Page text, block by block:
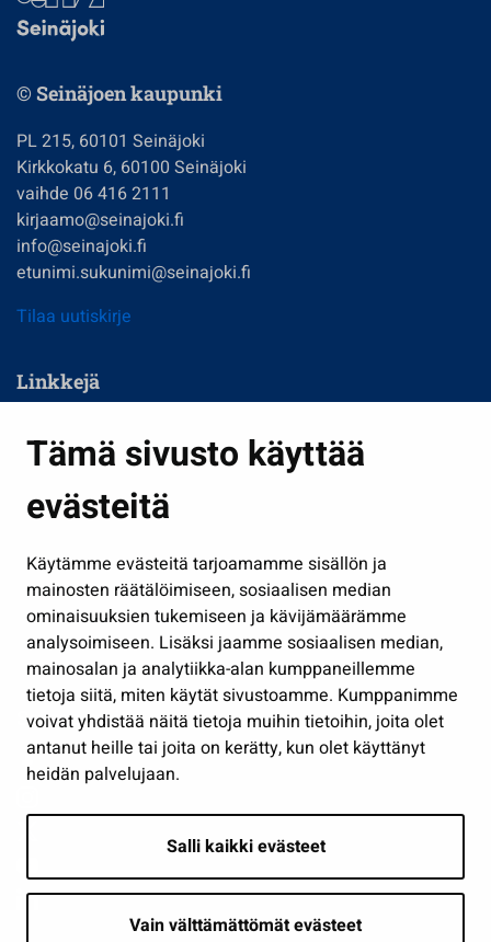
Tämä sivusto käyttää
evästeitä
Käytämme evästeitä tarjoamamme sisällön ja
mainosten räätälöimiseen, sosiaalisen median
ominaisuuksien tukemiseen ja kävijämäärämme
analysoimiseen. Lisäksi jaamme sosiaalisen median,
mainosalan ja analytiikka-alan kumppaneillemme
tietoja siitä, miten käytät sivustoamme. Kumppanimme
voivat yhdistää näitä tietoja muihin tietoihin, joita olet
antanut heille tai joita on kerätty, kun olet käyttänyt
heidän palvelujaan.
Salli kaikki evästeet
Vain välttämättömät evästeet
© Seinäjoen kaupunki
PL 215, 60101 Seinäjoki
Kirkkokatu 6, 60100 Seinäjoki
vaihde 06 416 2111
kirjaamo@seinajoki.fi
info@seinajoki.fi
etunimi.sukunimi@seinajoki.fi
Tilaa uutiskirje
Linkkejä
Kasvatus ja opetus
Kulttuuri ja liikunta
Työ ja yrittäminen
Osallistu ja asioi
Näytä omat evästeasetukseni
Seuraa meitä